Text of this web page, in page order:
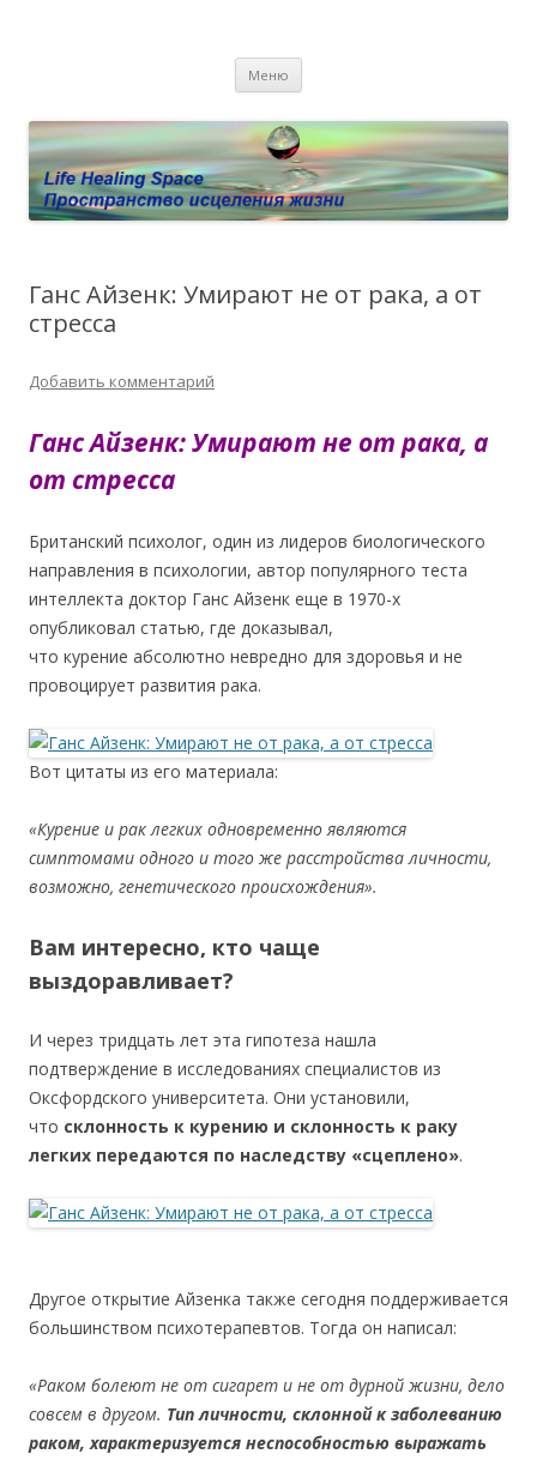
Личный сайт Елены Барымовой
исцелении воспоминанием и ренкарнационике. Услуги.
Меню
Ганс Айзенк: Умирают не от рака, а от
стресса
Добавить комментарий
Ганс Айзенк: Умирают не от рака, а
от стресса
Британский психолог, один из лидеров биологического
направления в психологии, автор популярного теста
интеллекта доктор Ганс Айзенк еще в 1970-х
опубликовал статью, где доказывал,
что курение абсолютно невредно для здоровья и не
провоцирует развития рака.
Вот цитаты из его материала:
«Курение и рак легких одновременно являются
симптомами одного и того же расстройства личности,
возможно, генетического происхождения».
Вам интересно, кто чаще
выздоравливает?
И через тридцать лет эта гипотеза нашла
подтверждение в исследованиях специалистов из
Оксфордского университета. Они установили,
что склонность к курению и склонность к раку
легких передаются по наследству «сцеплено».
Другое открытие Айзенка также сегодня поддерживается
большинством психотерапевтов. Тогда он написал:
«Раком болеют не от сигарет и не от дурной жизни, дело
совсем в другом. Тип личности, склонной к заболеванию
раком, характеризуется неспособностью выражать